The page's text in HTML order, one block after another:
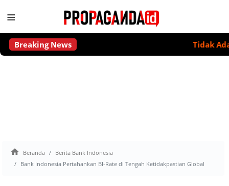
≡
Breaking News Tidak Ada
 Beranda
Berita Bank Indonesia
Bank Indonesia Pertahankan BI-Rate di Tengah Ketidakpastian Global